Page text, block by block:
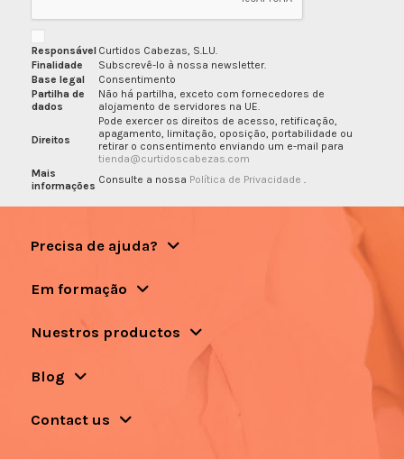
Responsável Curtidos Cabezas, S.L.U.
Finalidade
Subscrevê-lo à nossa newsletter.
Base legal
Consentimento
Partilha de
dados
Não há partilha, exceto com fornecedores de
alojamento de servidores na UE.
Direitos
Pode exercer os direitos de acesso, retificação,
apagamento, limitação, oposição, portabilidade ou
retirar o consentimento enviando um e-mail para
tienda@curtidoscabezas.com
Mais
informações Consulte a nossa Política de Privacidade .
Precisa de ajuda?
Em formação
Nuestros productos
Blog
Contact us